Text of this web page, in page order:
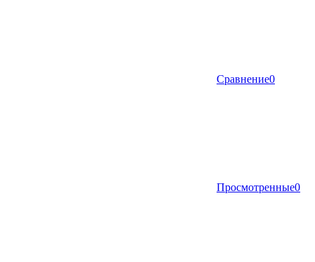
Сравнение0
Просмотренные0